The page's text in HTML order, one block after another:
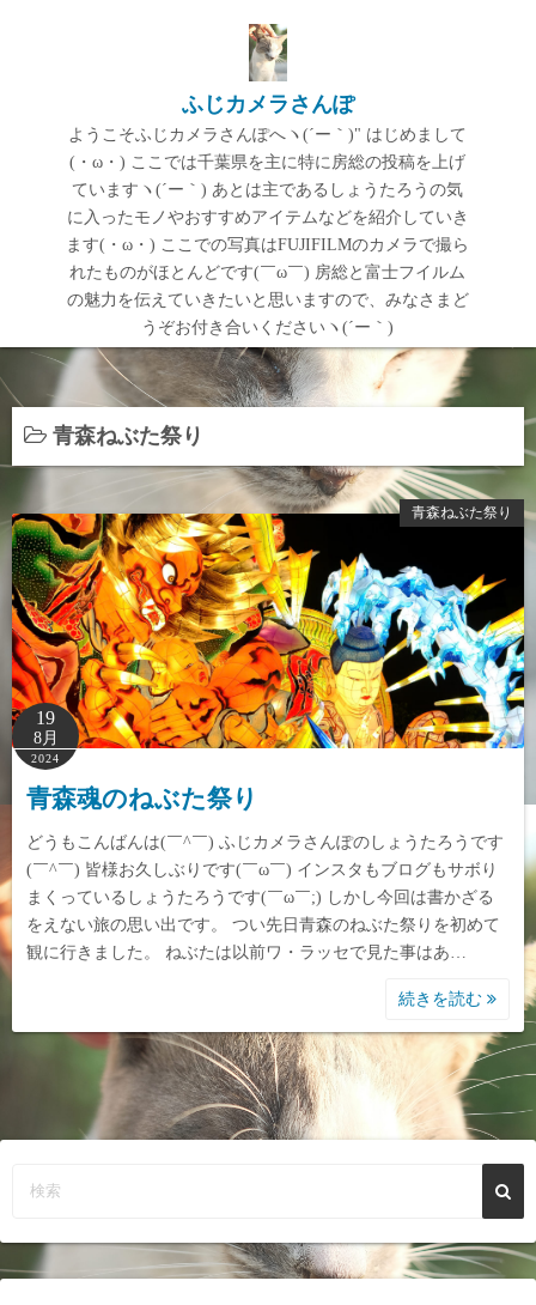
ふじカメラさんぽ
ようこそふじカメラさんぽへヽ(´ー｀)" はじめまして
(・ω・) ここでは千葉県を主に特に房総の投稿を上げ
ていますヽ(´ー｀) あとは主であるしょうたろうの気
に入ったモノやおすすめアイテムなどを紹介していき
ます(・ω・) ここでの写真はFUJIFILMのカメラで撮ら
れたものがほとんどです(￣ω￣) 房総と富士フイルム
の魅力を伝えていきたいと思いますので、みなさまど
うぞお付き合いくださいヽ(´ー｀)
青森ねぶた祭り
青森ねぶた祭り
19
8月
2024
青森魂のねぶた祭り
どうもこんばんは(￣^￣) ふじカメラさんぽのしょうたろうです
(￣^￣) 皆様お久しぶりです(￣ω￣) インスタもブログもサボり
まくっているしょうたろうです(￣ω￣;) しかし今回は書かざる
をえない旅の思い出です。 つい先日青森のねぶた祭りを初めて
観に行きました。 ねぶたは以前ワ・ラッセで見た事はあ…
続きを読む